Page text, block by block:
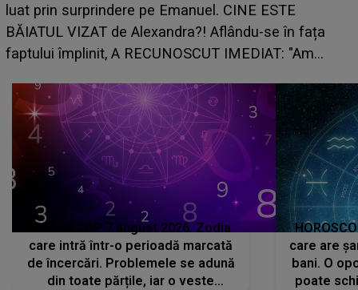
ESTE
se în fața
"Am
care riscă să rămână fără bani. O
grabă îi aduce pierderi
planurile peste cap
HOROSCOP 7 august 2026. Zodia
care intră într-o perioadă marcată
de încercări. Problemele se adună
din toate părțile, iar o veste
care are
bani. O
poate